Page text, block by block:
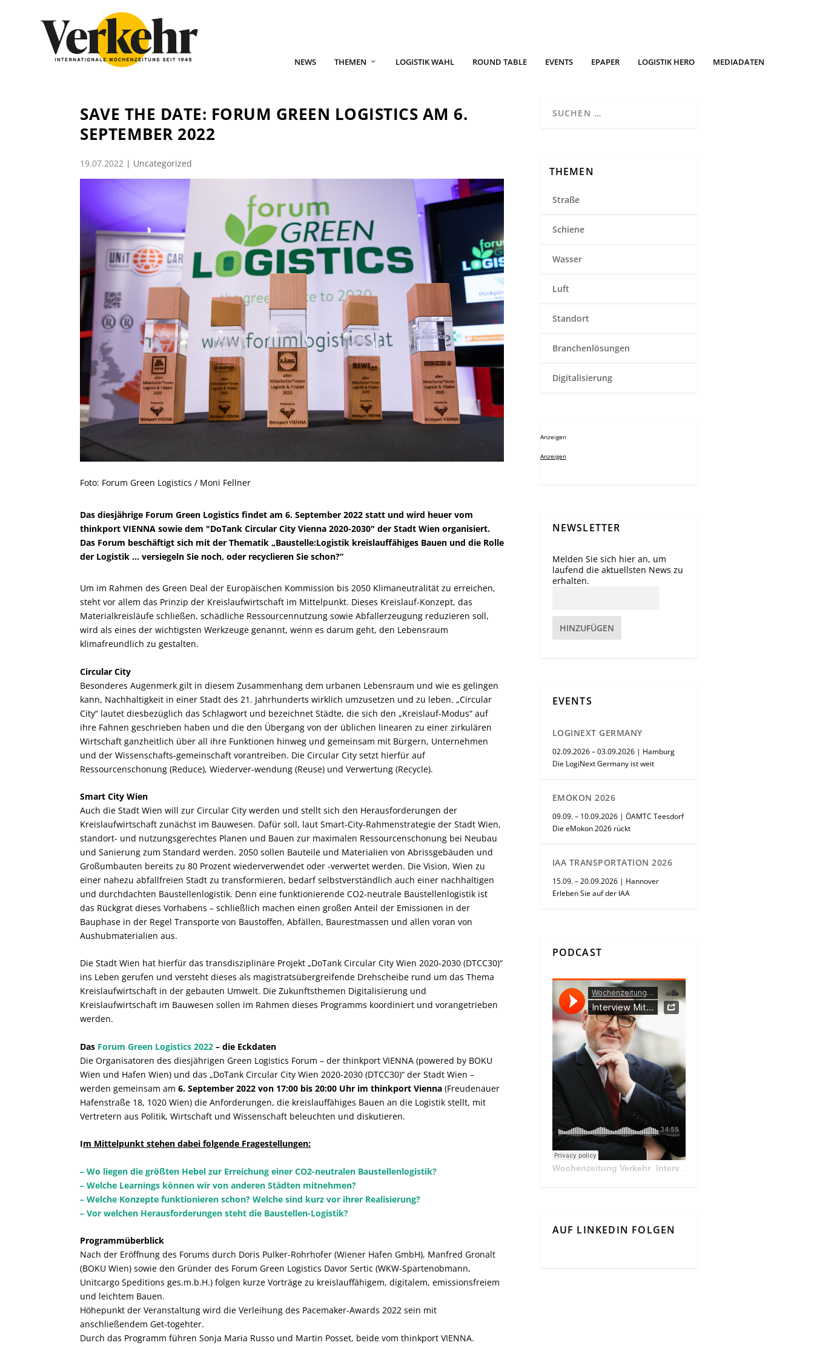
NEWS THEMEN LOGISTIK WAHL ROUND TABLE EVENTS EPAPER LOGISTIK HERO MEDIADATEN
SAVE THE DATE: FORUM GREEN LOGISTICS AM 6.
SEPTEMBER 2022
19.07.2022 | Uncategorized
Foto: Forum Green Logistics / Moni Fellner
Das diesjährige Forum Green Logistics findet am 6. September 2022 statt und wird heuer vom
thinkport VIENNA sowie dem "DoTank Circular City Vienna 2020-2030" der Stadt Wien organisiert.
Das Forum beschäftigt sich mit der Thematik „Baustelle:Logistik kreislauffähiges Bauen und die Rolle
der Logistik ... versiegeln Sie noch, oder recyclieren Sie schon?“
Um im Rahmen des Green Deal der Europäischen Kommission bis 2050 Klimaneutralität zu erreichen,
steht vor allem das Prinzip der Kreislaufwirtschaft im Mittelpunkt. Dieses Kreislauf-Konzept, das
Materialkreisläufe schließen, schädliche Ressourcennutzung sowie Abfallerzeugung reduzieren soll,
wird als eines der wichtigsten Werkzeuge genannt, wenn es darum geht, den Lebensraum
klimafreundlich zu gestalten.
Circular City
Besonderes Augenmerk gilt in diesem Zusammenhang dem urbanen Lebensraum und wie es gelingen
kann, Nachhaltigkeit in einer Stadt des 21. Jahrhunderts wirklich umzusetzen und zu leben. „Circular
City“ lautet diesbezüglich das Schlagwort und bezeichnet Städte, die sich den „Kreislauf-Modus“ auf
ihre Fahnen geschrieben haben und die den Übergang von der üblichen linearen zu einer zirkulären
Wirtschaft ganzheitlich über all ihre Funktionen hinweg und gemeinsam mit Bürgern, Unternehmen
und der Wissenschafts-gemeinschaft vorantreiben. Die Circular City setzt hierfür auf
Ressourcenschonung (Reduce), Wiederver-wendung (Reuse) und Verwertung (Recycle).
Smart City Wien
Auch die Stadt Wien will zur Circular City werden und stellt sich den Herausforderungen der
Kreislaufwirtschaft zunächst im Bauwesen. Dafür soll, laut Smart-City-Rahmenstrategie der Stadt Wien,
standort- und nutzungsgerechtes Planen und Bauen zur maximalen Ressourcenschonung bei Neubau
und Sanierung zum Standard werden. 2050 sollen Bauteile und Materialien von Abrissgebäuden und
Großumbauten bereits zu 80 Prozent wiederverwendet oder -verwertet werden. Die Vision, Wien zu
einer nahezu abfallfreien Stadt zu transformieren, bedarf selbstverständlich auch einer nachhaltigen
und durchdachten Baustellenlogistik. Denn eine funktionierende CO2-neutrale Baustellenlogistik ist
das Rückgrat dieses Vorhabens – schließlich machen einen großen Anteil der Emissionen in der
Bauphase in der Regel Transporte von Baustoffen, Abfällen, Baurestmassen und allen voran von
Aushubmaterialien aus.
Die Stadt Wien hat hierfür das transdisziplinäre Projekt „DoTank Circular City Wien 2020-2030 (DTCC30)“
ins Leben gerufen und versteht dieses als magistratsübergreifende Drehscheibe rund um das Thema
Kreislaufwirtschaft in der gebauten Umwelt. Die Zukunftsthemen Digitalisierung und
Kreislaufwirtschaft im Bauwesen sollen im Rahmen dieses Programms koordiniert und vorangetrieben
werden.
Das Forum Green Logistics 2022 – die Eckdaten
Die Organisatoren des diesjährigen Green Logistics Forum – der thinkport VIENNA (powered by BOKU
Wien und Hafen Wien) und das „DoTank Circular City Wien 2020-2030 (DTCC30)“ der Stadt Wien –
werden gemeinsam am 6. September 2022 von 17:00 bis 20:00 Uhr im thinkport Vienna (Freudenauer
Hafenstraße 18, 1020 Wien) die Anforderungen, die kreislauffähiges Bauen an die Logistik stellt, mit
Vertretern aus Politik, Wirtschaft und Wissenschaft beleuchten und diskutieren.
Im Mittelpunkt stehen dabei folgende Fragestellungen:
– Wo liegen die größten Hebel zur Erreichung einer CO2-neutralen Baustellenlogistik?
– Welche Learnings können wir von anderen Städten mitnehmen?
– Welche Konzepte funktionieren schon? Welche sind kurz vor ihrer Realisierung?
– Vor welchen Herausforderungen steht die Baustellen-Logistik?
Programmüberblick
Nach der Eröffnung des Forums durch Doris Pulker-Rohrhofer (Wiener Hafen GmbH), Manfred Gronalt
(BOKU Wien) sowie den Gründer des Forum Green Logistics Davor Sertic (WKW-Spartenobmann,
Unitcargo Speditions ges.m.b.H.) folgen kurze Vorträge zu kreislauffähigem, digitalem, emissionsfreiem
und leichtem Bauen.
Höhepunkt der Veranstaltung wird die Verleihung des Pacemaker-Awards 2022 sein mit
anschließendem Get-togehter.
Durch das Programm führen Sonja Maria Russo und Martin Posset, beide vom thinkport VIENNA.
THEMEN
Straße
Schiene
Wasser
Luft
Standort
Branchenlösungen
Digitalisierung
Anzeigen
Anzeigen
NEWSLETTER
Melden Sie sich hier an, um
laufend die aktuellsten News zu
erhalten.
HINZUFÜGEN
EVENTS
LOGINEXT GERMANY
02.09.2026 – 03.09.2026 | Hamburg
Die LogiNext Germany ist weit
EMOKON 2026
09.09. – 10.09.2026 | ÖAMTC Teesdorf
Die eMokon 2026 rückt
IAA TRANSPORTATION 2026
15.09. – 20.09.2026 | Hannover
Erleben Sie auf der IAA
PODCAST
Wochenzeitung Verkehr· Interview Mit Andreas Matthä, CEO der ÖBB Holding
AUF LINKEDIN FOLGEN